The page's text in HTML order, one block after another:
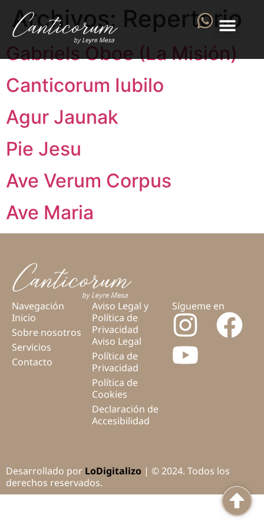
Archivos: Repertorio
Gabriels Oboe (La Misión)
Canticorum Iubilo
Agur Jaunak
Pie Jesu
Ave Verum Corpus
Ave Maria
Navegación
Inicio
Sobre nosotros
Servicios
Contacto
Aviso Legal y
Política de
Privacidad
Aviso Legal
Política de
Privacidad
Política de
Cookies
Declaración de
Accesibilidad
Sígueme en
Desarrollado por LoDigitalizo | © 2024. Todos los
derechos reservados.